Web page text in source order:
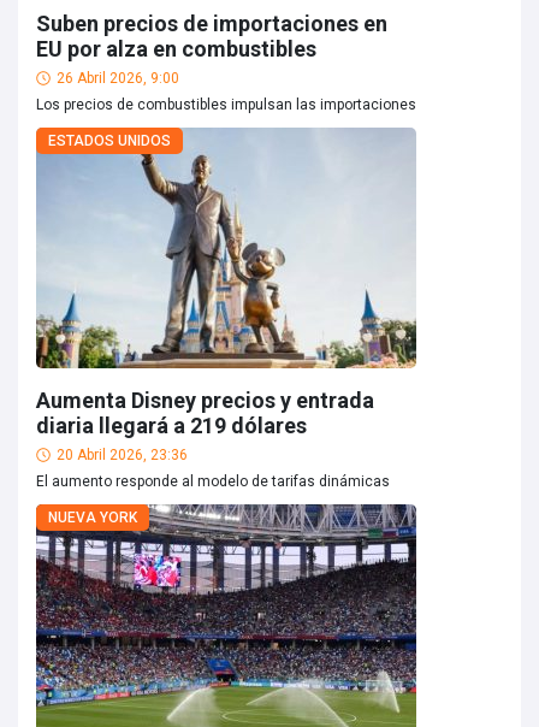
Suben precios de importaciones en
EU por alza en combustibles
26 Abril 2026, 9:00
Los precios de combustibles impulsan las importaciones
ESTADOS UNIDOS
Aumenta Disney precios y entrada
diaria llegará a 219 dólares
20 Abril 2026, 23:36
El aumento responde al modelo de tarifas dinámicas
NUEVA YORK